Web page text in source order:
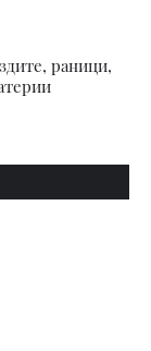
раници,